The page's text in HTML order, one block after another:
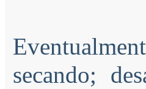
secando;